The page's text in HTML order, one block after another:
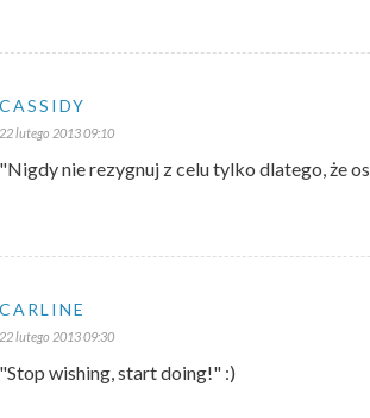
CASSIDY
22 lutego 2013 09:10
"Nigdy nie rezygnuj z celu tylko dlatego, że
CARLINE
22 lutego 2013 09:30
"Stop wishing, start doing!" :)